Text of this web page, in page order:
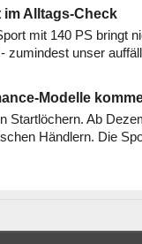
Alltags-Check
mit 140 PS bringt
zumindest unser
Modelle
Startlöchern. Ab
Händlern. Die